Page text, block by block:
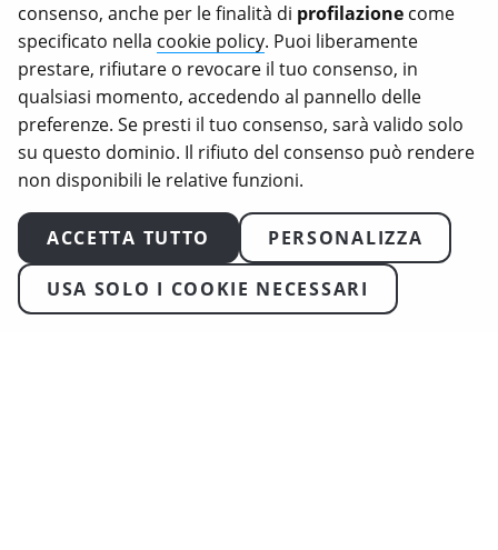
tasse nella misura consentita dalla legge.
Animal Equality, Love Veg e iAnimal sono marchi
registrati di Animal Equality.
2026Animal Equality. Tutti i diritti riservati
consenso, anche per le finalità di profilazione come
specificato nella cookie policy. Puoi liberamente
prestare, rifiutare o revocare il tuo consenso, in
qualsiasi momento, accedendo al pannello delle
preferenze. Se presti il tuo consenso, sarà valido solo
su questo dominio. Il rifiuto del consenso può rendere
non disponibili le relative funzioni.
ACCETTA TUTTO PERSONALIZZA
USA SOLO I COOKIE NECESSARI